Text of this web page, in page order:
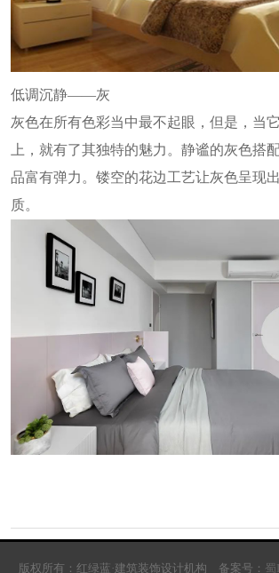
低调沉静——灰
灰色在所有色彩当中最不起眼，但是，当
上，就有了其独特的魅力。静谧的灰色搭
品富有弹力。镂空的花边工艺让灰色呈现
质。
版权所有：红绿蓝·建筑装饰设计机构 备案号： 蜀